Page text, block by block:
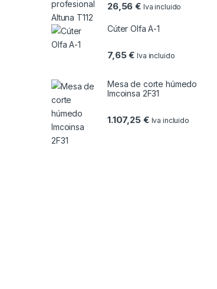
26,56€ Iva incluido
Cúter Olfa A-1
7,65€ Iva incluido
Mesa de corte húmedo
Imcoinsa 2F31
1.107,25 € Iva incluido